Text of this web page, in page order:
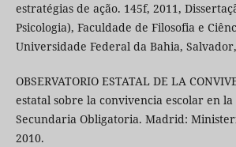
estratégias de ação. 145f, 2011,
Psicologia), Faculdade de Filosofia e
Universidade Federal da Bahia,
OBSERVATORIO ESTATAL DE LA
estatal sobre la convivencia escolar en
Secundaria Obligatoria. Madrid:
2010.